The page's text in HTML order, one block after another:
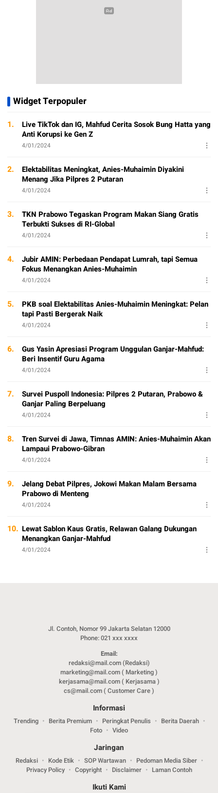
Widget Terpopuler
1.
Live TikTok dan IG, Mahfud Cerita Sosok Bung Hatta yang
Anti Korupsi ke Gen Z
4/01/2024
2.
Elektabilitas Meningkat, Anies-Muhaimin Diyakini
Menang Jika Pilpres 2 Putaran
4/01/2024
3.
TKN Prabowo Tegaskan Program Makan Siang Gratis
Terbukti Sukses di RI-Global
4/01/2024
4.
Jubir AMIN: Perbedaan Pendapat Lumrah, tapi Semua
Fokus Menangkan Anies-Muhaimin
4/01/2024
5.
PKB soal Elektabilitas Anies-Muhaimin Meningkat: Pelan
tapi Pasti Bergerak Naik
4/01/2024
6.
Gus Yasin Apresiasi Program Unggulan Ganjar-Mahfud:
Beri Insentif Guru Agama
4/01/2024
7.
Survei Puspoll Indonesia: Pilpres 2 Putaran, Prabowo &
Ganjar Paling Berpeluang
4/01/2024
8.
Tren Survei di Jawa, Timnas AMIN: Anies-Muhaimin Akan
Lampaui Prabowo-Gibran
4/01/2024
9.
Jelang Debat Pilpres, Jokowi Makan Malam Bersama
Prabowo di Menteng
4/01/2024
10. Lewat Sablon Kaus Gratis, Relawan Galang Dukungan
Menangkan Ganjar-Mahfud
4/01/2024
Jl. Contoh, Nomor 99 Jakarta Selatan 12000
Phone: 021 xxx xxxx
Email:
redaksi@mail.com (Redaksi)
marketing@mail.com ( Marketing )
kerjasama@mail.com ( Kerjasama )
cs@mail.com ( Customer Care )
Informasi
Trending Berita Premium Peringkat Penulis
Berita Daerah
Foto
Video
Jaringan
Redaksi Kode Etik SOP Wartawan
Pedoman Media Siber
Privacy Policy
Copyright Disclaimer Laman Contoh
Ikuti Kami